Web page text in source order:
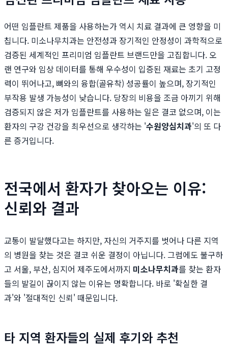
어떤 임플란트 제품을 사용하는가 역시 치료 결과에 큰 영향을 미
칩니다. 미소나무치과는 안전성과 장기적인 안정성이 과학적으로
검증된 세계적인 프리미엄 임플란트 브랜드만을 고집합니다. 오
랜 연구와 임상 데이터를 통해 우수성이 입증된 재료는 초기 고정
력이 뛰어나고, 뼈와의 융합(골유착) 성공률이 높으며, 장기적인
부작용 발생 가능성이 낮습니다. 당장의 비용을 조금 아끼기 위해
검증되지 않은 저가 임플란트를 사용하는 일은 결코 없으며, 이는
환자의 구강 건강을 최우선으로 생각하는 '수원양심치과'의 또 다
른 증거입니다.
전국에서 환자가 찾아오는 이유:
신뢰와 결과
교통이 발달했다고는 하지만, 자신의 거주지를 벗어나 다른 지역
의 병원을 찾는 것은 결코 쉬운 결정이 아닙니다. 그럼에도 불구하
고 서울, 부산, 심지어 제주도에서까지 미소나무치과를 찾는 환자
들의 발길이 끊이지 않는 이유는 명확합니다. 바로 '확실한 결
과'와 '절대적인 신뢰' 때문입니다.
타 지역 환자들의 실제 후기와 추천